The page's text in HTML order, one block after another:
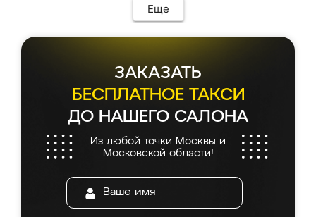
Еще
ЗАКАЗАТЬ
БЕСПЛАТНОЕ ТАКСИ
ДО НАШЕГО САЛОНА
Из любой точки Москвы и
Московской области!